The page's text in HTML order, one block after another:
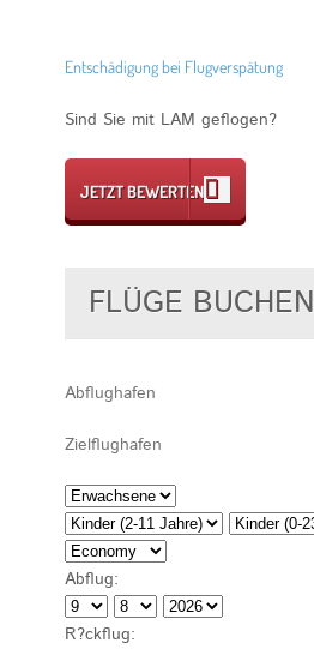
Entschädigung bei Flugverspätung
Sind Sie mit LAM geflogen?
JETZT BEWERTEN
FLÜGE BUCHEN
Abflug:
R?ckflug: